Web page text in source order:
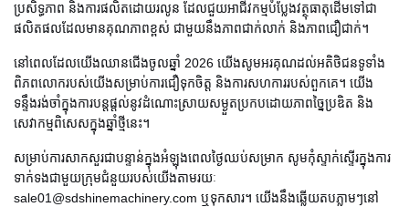
ប្រសិទ្ធភាព និងការផលិតដោយរលូន ដែលជួយអាជីវកម្មបំប្លែងវត្ថុធាតុដើមទៅជា
ផលិតផលដែលមានគុណភាពខ្ពស់ ជាមួយនឹងភាពជាក់លាក់ និងភាពជឿជាក់។
នៅពេលដែលយើងឈានជើងចូលឆ្នាំ 2026 យើងសូមអរគុណដល់អតិថិជនទូទាំង
ពិភពលោករបស់យើងសម្រាប់ការជឿទុកចិត្ត និងការសហការរបស់ពួកគេ។ យើង
ទន្ទឹងរង់ចាំក្នុងការបន្តផ្តល់នូវដំណោះស្រាយសម្ងួតប្រកបដោយភាពច្នៃប្រឌិត និង
សេវាកម្មពិសេសក្នុងឆ្នាំថ្មីនេះ។
សម្រាប់ការសាកសួរជាបន្ទាន់ក្នុងអំឡុងពេលថ្ងៃឈប់សម្រាក សូមកុំស្ទាក់ស្ទើរក្នុងការ
ទាក់ទងជាមួយក្រុមជំនួយរបស់យើងតាមរយៈ
sale01@sdshinemachinery.com ឬទុកសារ។ យើងនឹងឆ្លើយតបភ្លាមៗនៅ